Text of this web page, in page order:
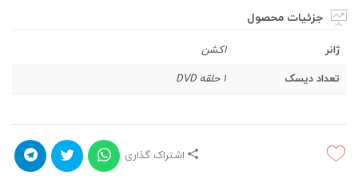
جزئیات محصول
ژانر
اکشن
تعداد دیسک
1 حلقه DVD
اشتراک گذاری